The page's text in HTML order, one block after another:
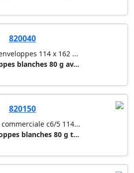
820040
114 x 162 ...
blanches 80 g av...
820150
c6/5 114...
blanches 80 g t...